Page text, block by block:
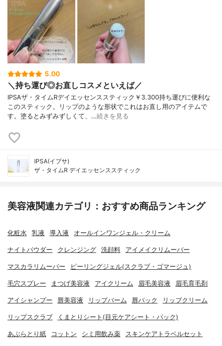
5.00
＼持ち運び◎お直しコスメといえば／
IPSAザ・タイムRデイエッセンススティック￥3.300持ち運びに便利な
このスティック。リップのような形状でこれはお直し用のアイテムで
す。塗るとみずみずしくて、…続きを見る
IPSA(イプサ)
ザ・タイムR デイエッセンススティック
美容液関連カテゴリ：おすすめ商品ランキング
化粧水 乳液 導入液 オールインワンジェル・クリーム
ナイトパウダー クレンジング 洗顔料 アイメイクリムーバー
マスカラリムーバー ピーリングジェル(スクラブ・ゴマージュ)
毛穴スプレー まつげ美容液 アイクリーム 眉毛美容液 眉毛育毛剤
アイシャンプー 唇美容液 リップバーム 唇パック リップクリーム
リップスクラブ くまとりシート(目元ケアシート・パック)
あぶらとり紙 コットン シミ用飲み薬 スキンケアトラベルセット